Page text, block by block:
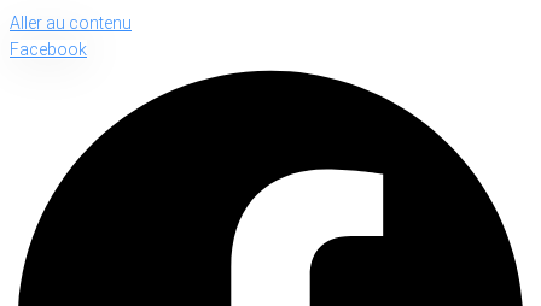
Aller au contenu
Facebook